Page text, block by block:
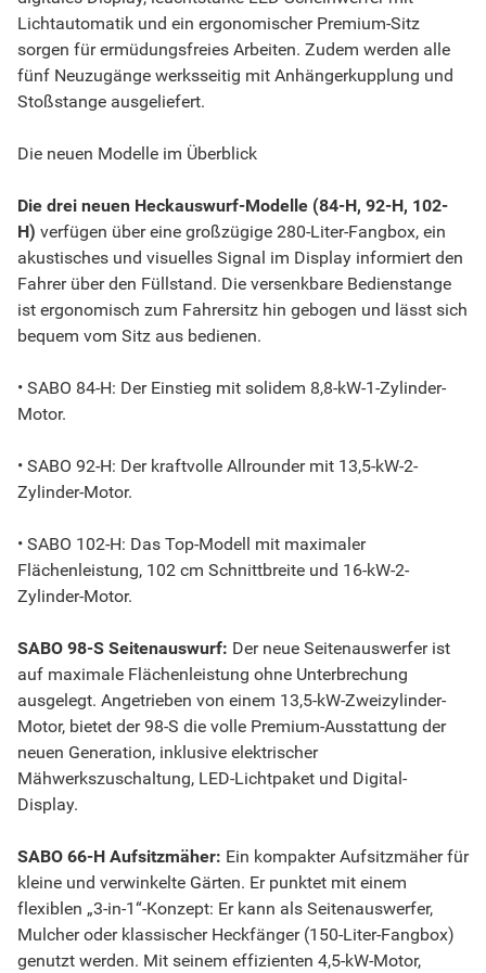
Lichtautomatik und ein ergonomischer Premium-Sitz
sorgen für ermüdungsfreies Arbeiten. Zudem werden alle
fünf Neuzugänge werksseitig mit Anhängerkupplung und
Stoßstange ausgeliefert.
Die neuen Modelle im Überblick
Die drei neuen Heckauswurf-Modelle (84-H, 92-H, 102-
H) verfügen über eine großzügige 280-Liter-Fangbox, ein
akustisches und visuelles Signal im Display informiert den
Fahrer über den Füllstand. Die versenkbare Bedienstange
ist ergonomisch zum Fahrersitz hin gebogen und lässt sich
bequem vom Sitz aus bedienen.
• SABO 84-H: Der Einstieg mit solidem 8,8-kW-1-Zylinder-
Motor.
• SABO 92-H: Der kraftvolle Allrounder mit 13,5-kW-2-
Zylinder-Motor.
• SABO 102-H: Das Top-Modell mit maximaler
Flächenleistung, 102 cm Schnittbreite und 16-kW-2-
Zylinder-Motor.
SABO 98-S Seitenauswurf: Der neue Seitenauswerfer ist
auf maximale Flächenleistung ohne Unterbrechung
ausgelegt. Angetrieben von einem 13,5-kW-Zweizylinder-
Motor, bietet der 98-S die volle Premium-Ausstattung der
neuen Generation, inklusive elektrischer
Mähwerkszuschaltung, LED-Lichtpaket und Digital-
Display.
SABO 66-H Aufsitzmäher: Ein kompakter Aufsitzmäher für
kleine und verwinkelte Gärten. Er punktet mit einem
flexiblen „3-in-1“-Konzept: Er kann als Seitenauswerfer,
Mulcher oder klassischer Heckfänger (150-Liter-Fangbox)
genutzt werden. Mit seinem effizienten 4,5-kW-Motor,